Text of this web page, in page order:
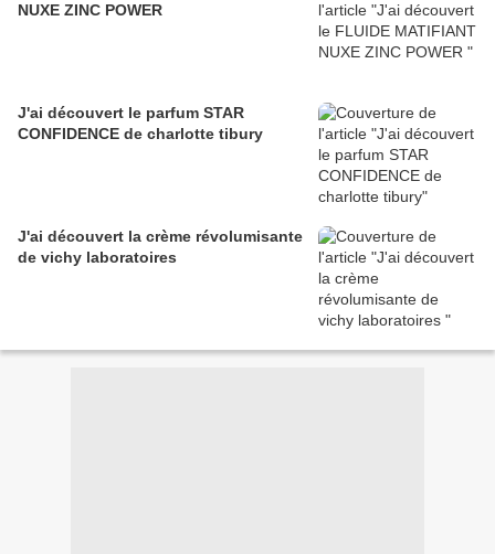
NUXE ZINC POWER
J'ai découvert le parfum STAR
CONFIDENCE de charlotte tibury
J'ai découvert la crème révolumisante
de vichy laboratoires